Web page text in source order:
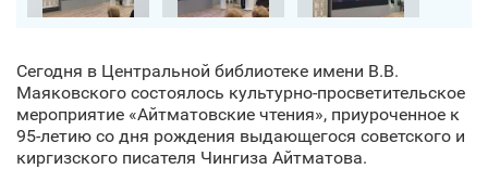
Сегодня в Центральной библиотеке имени В.В.
Маяковского состоялось культурно-просветительское
мероприятие «Айтматовские чтения», приуроченное к
95-летию со дня рождения выдающегося советского и
киргизского писателя Чингиза Айтматова.